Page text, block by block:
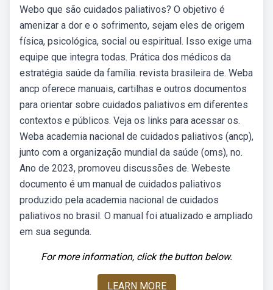
Webo que são cuidados paliativos? O objetivo é
amenizar a dor e o sofrimento, sejam eles de origem
física, psicológica, social ou espiritual. Isso exige uma
equipe que integra todas. Prática dos médicos da
estratégia saúde da família. revista brasileira de. Weba
ancp oferece manuais, cartilhas e outros documentos
para orientar sobre cuidados paliativos em diferentes
contextos e públicos. Veja os links para acessar os.
Weba academia nacional de cuidados paliativos (ancp),
junto com a organização mundial da saúde (oms), no.
Ano de 2023, promoveu discussões de. Webeste
documento é um manual de cuidados paliativos
produzido pela academia nacional de cuidados
paliativos no brasil. O manual foi atualizado e ampliado
em sua segunda.
For more information, click the button below.
LEARN MORE